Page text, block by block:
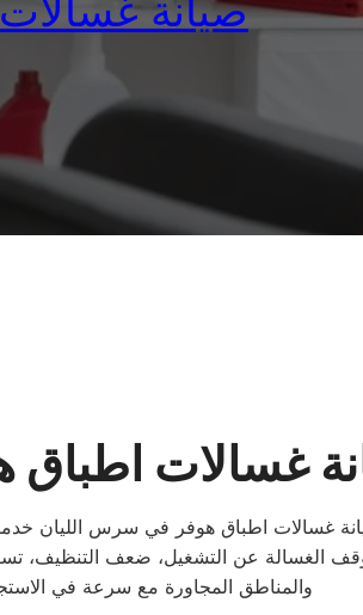
صيانة غسالات
غسالات
غسالات اطباق هوفر في سرس الليان
الغسالة عن التشغيل، ضعف التنظيف، تسرب
والمناطق المجاورة مع سرعة في